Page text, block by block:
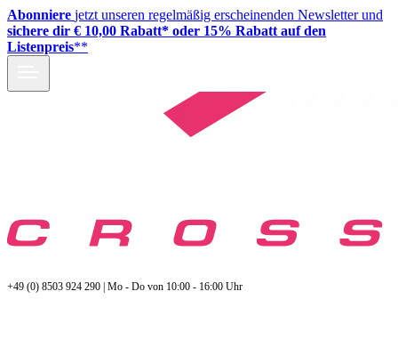
Abonniere jetzt unseren regelmäßig erscheinenden Newsletter und
sichere dir € 10,00 Rabatt* oder 15% Rabatt auf den
Listenpreis**
+49 (0) 8503 924 290 | Mo - Do von 10:00 - 16:00 Uhr